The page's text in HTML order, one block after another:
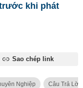
khi phát
Sao chép link
Nghiệp Câu Trả Lời